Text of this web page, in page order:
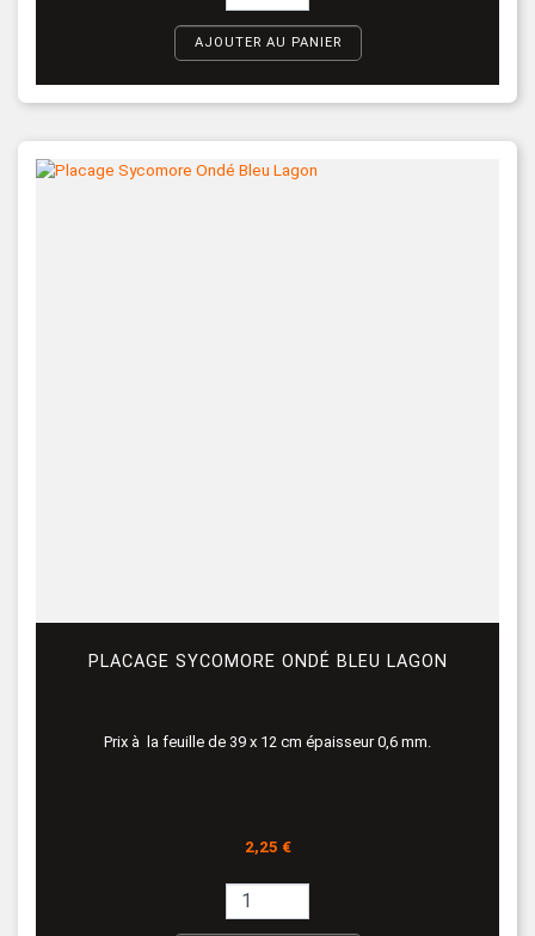
AJOUTER AU PANIER
PLACAGE SYCOMORE ONDÉ BLEU LAGON
Prix à la feuille de 39 x 12 cm épaisseur 0,6 mm.
Prix
2,25 €